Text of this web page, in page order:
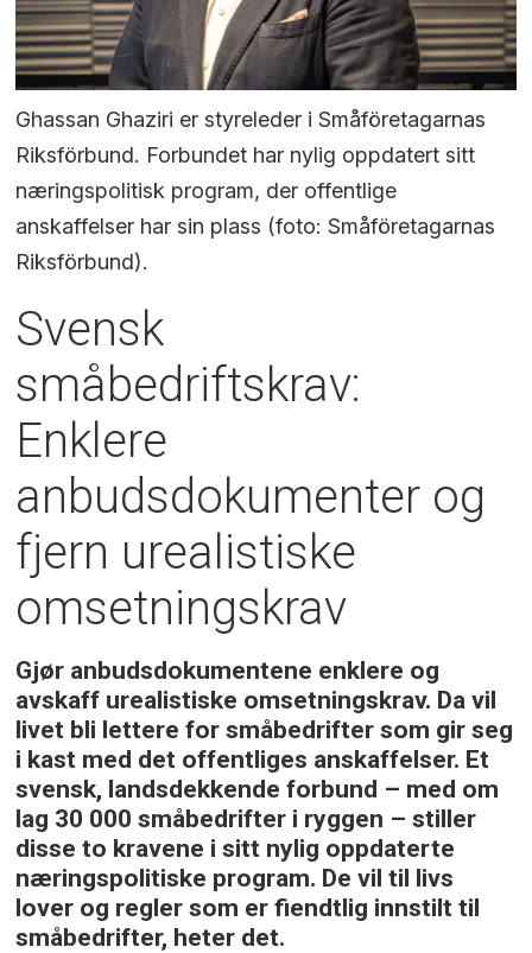
Ghassan Ghaziri er styreleder i Småföretagarnas
Riksförbund. Forbundet har nylig oppdatert sitt
næringspolitisk program, der offentlige
anskaffelser har sin plass (foto: Småföretagarnas
Riksförbund).
Svensk
småbedriftskrav:
Enklere
anbudsdokumenter og
fjern urealistiske
omsetningskrav
Gjør anbudsdokumentene enklere og
avskaff urealistiske omsetningskrav. Da vil
livet bli lettere for småbedrifter som gir seg
i kast med det offentliges anskaffelser. Et
svensk, landsdekkende forbund – med om
lag 30 000 småbedrifter i ryggen – stiller
disse to kravene i sitt nylig oppdaterte
næringspolitiske program. De vil til livs
lover og regler som er fiendtlig innstilt til
småbedrifter, heter det.